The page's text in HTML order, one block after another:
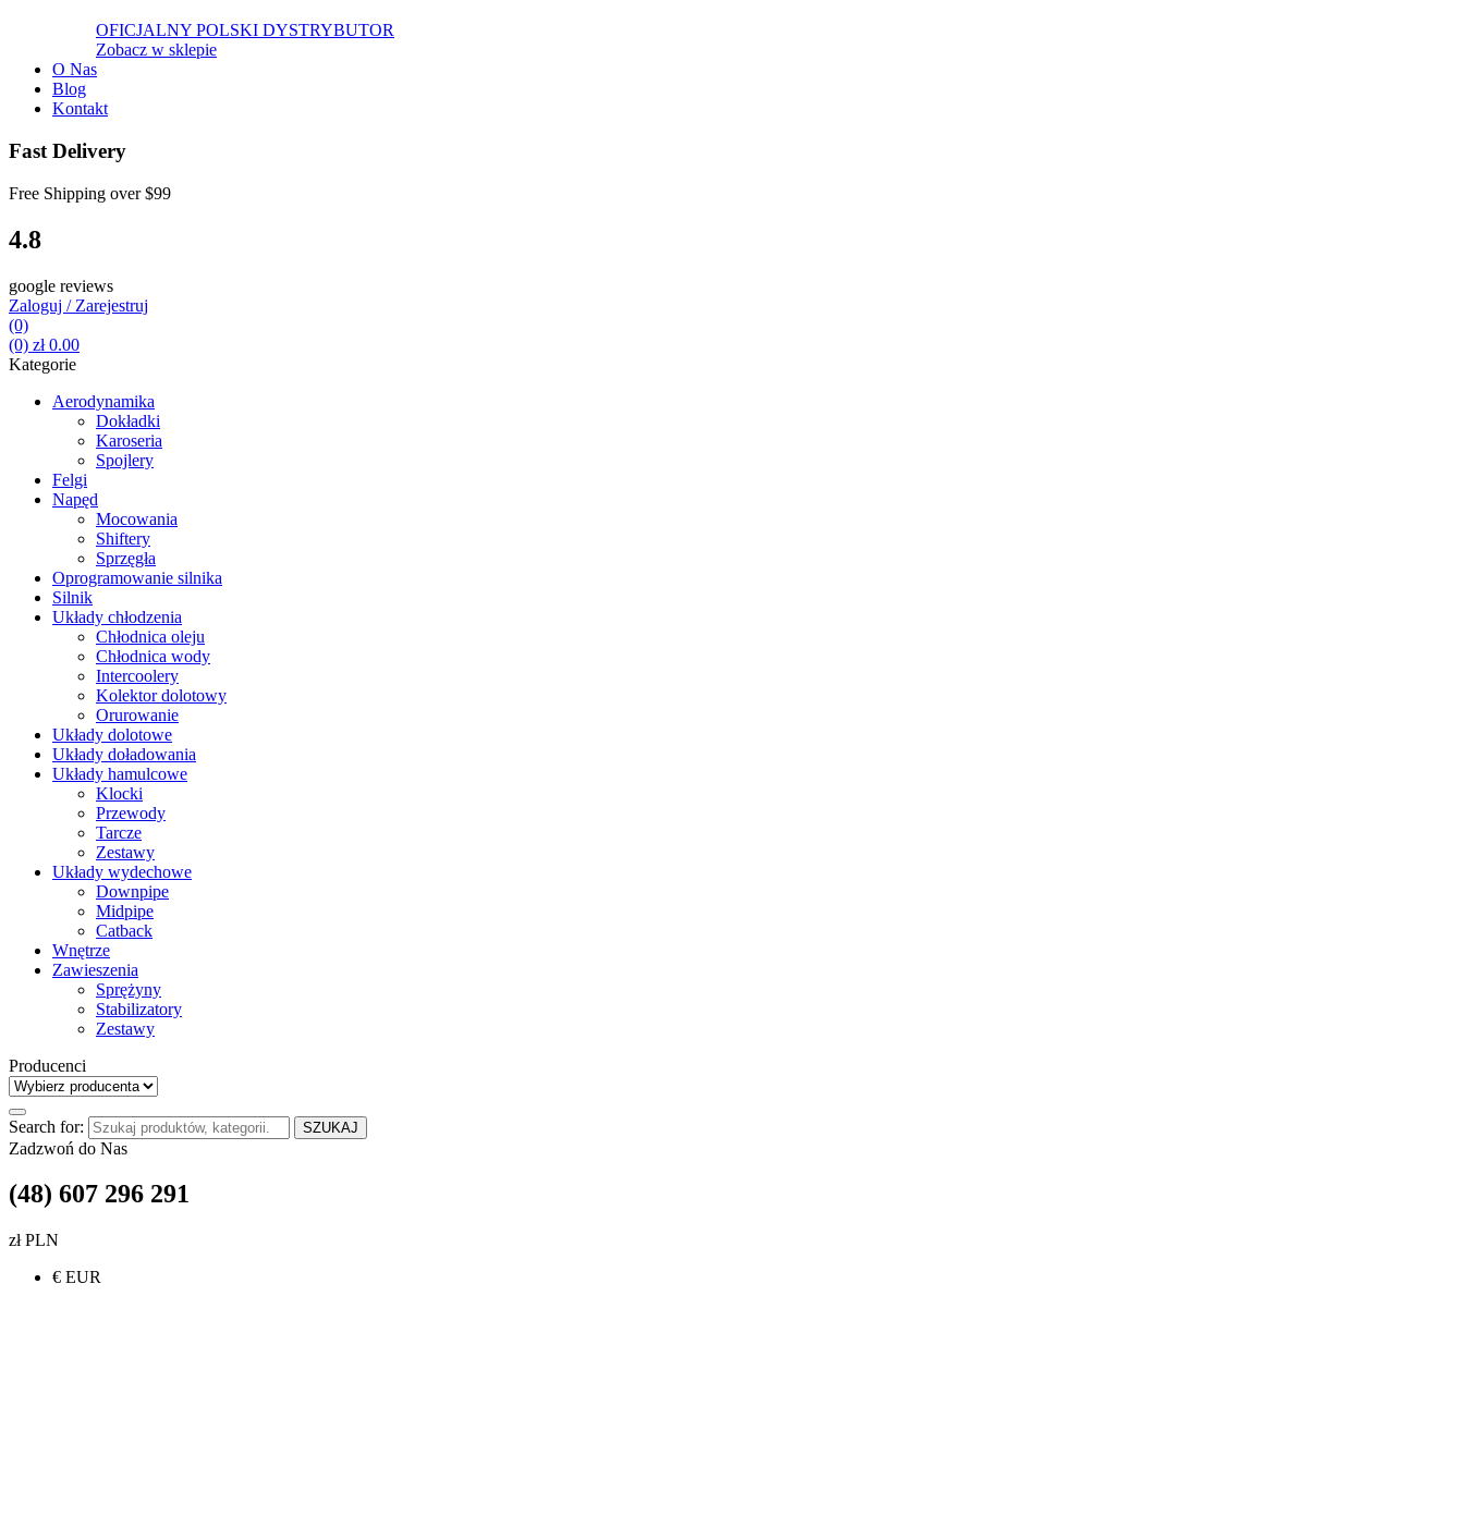
OFICJALNY POLSKI DYSTRYBUTOR
Zobacz w sklepie
O Nas
Blog
Kontakt
Fast Delivery
Free Shipping over$99
4.8
google reviews
Zaloguj / Zarejestruj
(0)
(0) zł0.00
Kategorie
Aerodynamika
Dokładki
Karoseria
Spojlery
Felgi
Napęd
Mocowania
Shiftery
Sprzęgła
Oprogramowanie silnika
Silnik
Układy chłodzenia
Chłodnica oleju
Chłodnica wody
Intercoolery
Kolektor dolotowy
Orurowanie
Układy dolotowe
Układy doładowania
Układy hamulcowe
Klocki
Przewody
Tarcze
Zestawy
Układy wydechowe
Downpipe
Midpipe
Catback
Wnętrze
Zawieszenia
Sprężyny
Stabilizatory
Zestawy
Producenci
Search for: SZUKAJ
Zadzwoń do Nas
(48) 607 296 291
zł PLN
€ EUR